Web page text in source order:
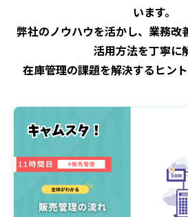
います。
弊社のノウハウを活かし、業務改
活用方法を丁寧に
在庫管理の課題を解決するヒント